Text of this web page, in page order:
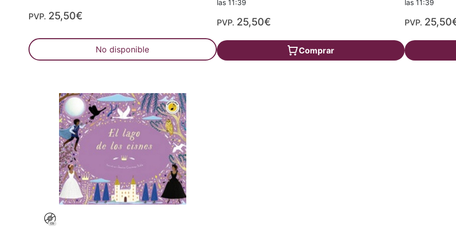
PVP. 25,50€
No disponible
las 11:39
PVP. 25,50€
Comprar
las 11:39
PVP.